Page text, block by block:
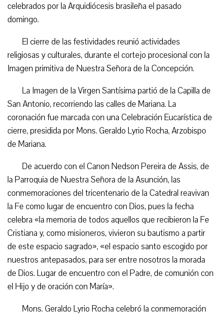
celebrados por la Arquidiócesis brasileña el pasado
domingo.
El cierre de las festividades reunió actividades
religiosas y culturales, durante el cortejo procesional con la
Imagen primitiva de Nuestra Señora de la Concepción.
La Imagen de la Virgen Santísima partió de la Capilla de
San Antonio, recorriendo las calles de Mariana. La
coronación fue marcada con una Celebración Eucarística de
cierre, presidida por Mons. Geraldo Lyrio Rocha, Arzobispo
de Mariana.
De acuerdo con el Canon Nedson Pereira de Assis, de
la Parroquia de Nuestra Señora de la Asunción, las
conmemoraciones del tricentenario de la Catedral reavivan
la Fe como lugar de encuentro con Dios, pues la fecha
celebra «la memoria de todos aquellos que recibieron la Fe
Cristiana y, como misioneros, vivieron su bautismo a partir
de este espacio sagrado», «el espacio santo escogido por
nuestros antepasados, para ser entre nosotros la morada
de Dios. Lugar de encuentro con el Padre, de comunión con
el Hijo y de oración con María».
Mons. Geraldo Lyrio Rocha celebró la conmemoración